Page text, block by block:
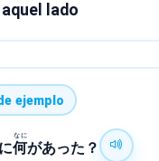
lado
ejemplo
何
なに
があった？